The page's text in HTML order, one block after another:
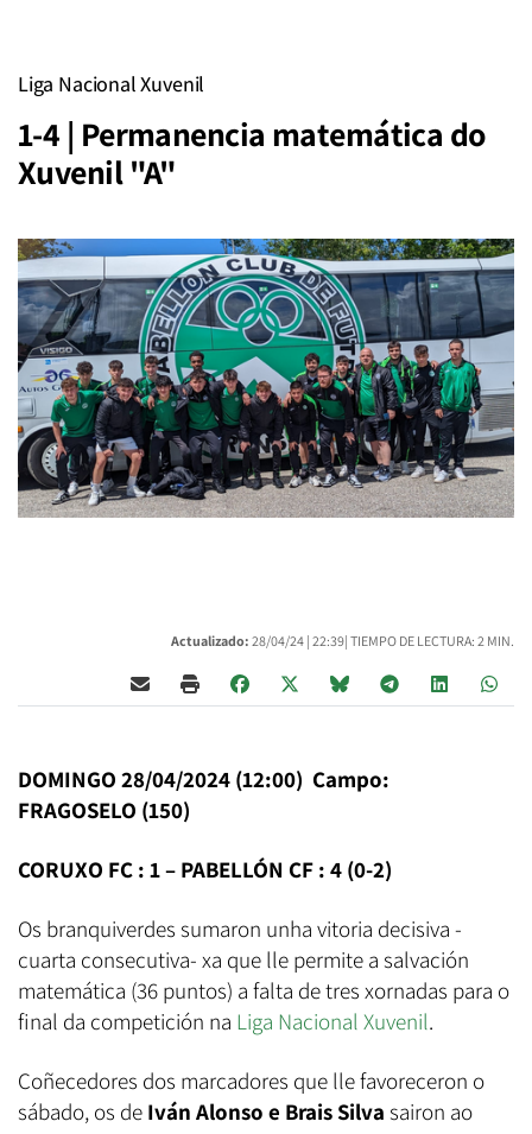
Liga Nacional Xuvenil
1-4 | Permanencia matemática do
Xuvenil "A"
Actualizado: 28/04/24 | 22:39| TIEMPO DE LECTURA: 2 MIN.
DOMINGO 28/04/2024 (12:00) Campo:
FRAGOSELO (150)
CORUXO FC : 1 – PABELLÓN CF : 4 (0-2)
Os branquiverdes sumaron unha vitoria decisiva -
cuarta consecutiva- xa que lle permite a salvación
matemática (36 puntos) a falta de tres xornadas para o
final da competición na Liga Nacional Xuvenil.
Coñecedores dos marcadores que lle favoreceron o
sábado, os de Iván Alonso e Brais Silva sairon ao